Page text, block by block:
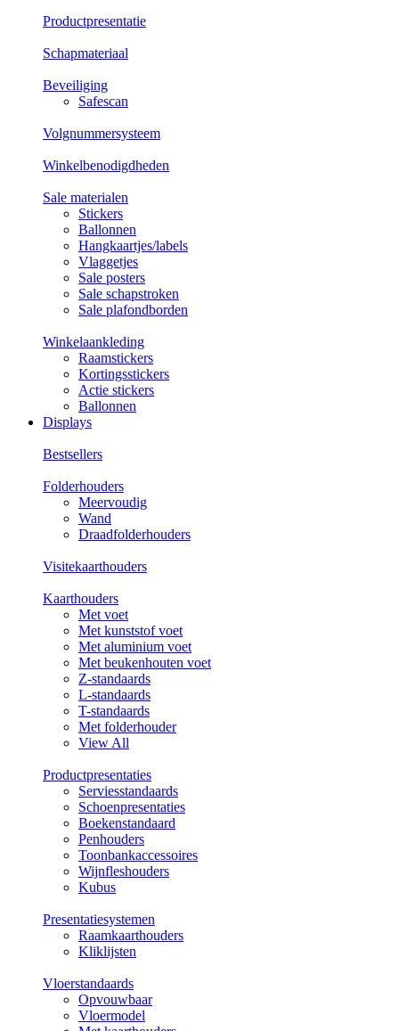
Productpresentatie
Schapmateriaal
Beveiliging
Safescan
Volgnummersysteem
Winkelbenodigdheden
Sale materialen
Stickers
Ballonnen
Hangkaartjes/labels
Vlaggetjes
Sale posters
Sale schapstroken
Sale plafondborden
Winkelaankleding
Raamstickers
Kortingsstickers
Actie stickers
Ballonnen
Displays
Bestsellers
Folderhouders
Meervoudig
Wand
Draadfolderhouders
Visitekaarthouders
Kaarthouders
Met voet
Met kunststof voet
Met aluminium voet
Met beukenhouten voet
Z-standaards
L-standaards
T-standaards
Met folderhouder
View All
Productpresentaties
Serviesstandaards
Schoenpresentaties
Boekenstandaard
Penhouders
Toonbankaccessoires
Wijnfleshouders
Kubus
Presentatiesystemen
Raamkaarthouders
Kliklijsten
Vloerstandaards
Opvouwbaar
Vloermodel